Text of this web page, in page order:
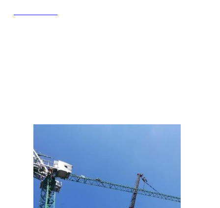
Contact us